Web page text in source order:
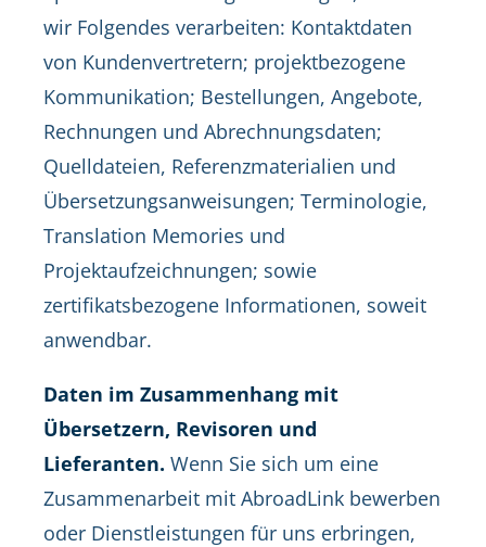
wir Folgendes verarbeiten: Kontaktdaten
von Kundenvertretern; projektbezogene
Kommunikation; Bestellungen, Angebote,
Rechnungen und Abrechnungsdaten;
Quelldateien, Referenzmaterialien und
Übersetzungsanweisungen; Terminologie,
Translation Memories und
Projektaufzeichnungen; sowie
zertifikatsbezogene Informationen, soweit
anwendbar.
Daten im Zusammenhang mit
Übersetzern, Revisoren und
Lieferanten. Wenn Sie sich um eine
Zusammenarbeit mit AbroadLink bewerben
oder Dienstleistungen für uns erbringen,